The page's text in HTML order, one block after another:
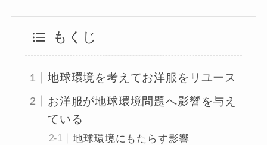
もくじ
地球環境を考えてお洋服をリユース
お洋服が地球環境問題へ影響を与え
ている
地球環境にもたらす影響